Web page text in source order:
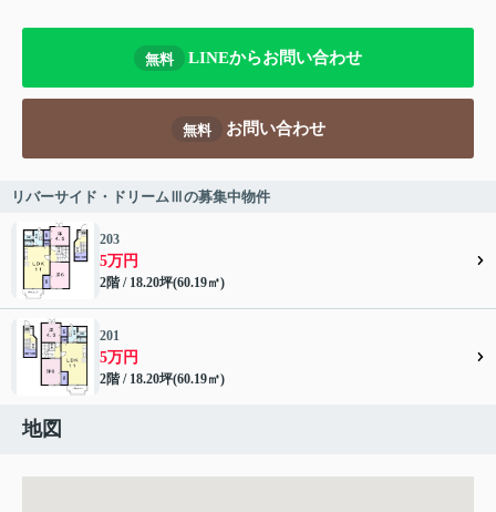
無料 LINEからお問い合わせ
無料 お問い合わせ
リバーサイド・ドリームⅢの募集中物件
203
5万円
2階 / 18.20坪(60.19㎡)
201
5万円
2階 / 18.20坪(60.19㎡)
地図